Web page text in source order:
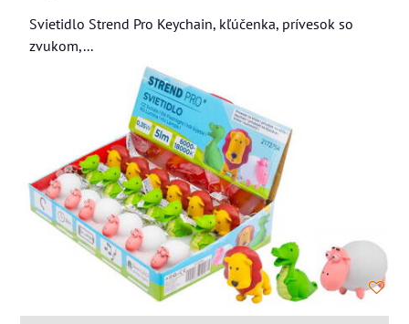
Svietidlo Strend Pro Keychain, kľúčenka, prívesok so
zvukom,...